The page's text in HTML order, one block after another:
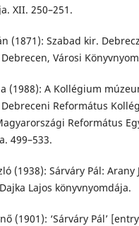
XII. 250–251.
(1871): Szabad kir.
Városi
(1988): A Kollégium
Debreceni Református
Református
499–533.
(1938): Sárváry Pál:
Lajos könyvnyomdája.
(1901): ‘Sárváry Pál’